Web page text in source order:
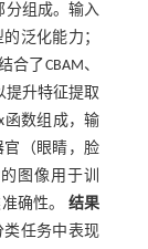
分组成。输入
泛化能力；
了CBAM、
提升特征提取
函数组成，输
（眼睛，脸
图像用于训
准确性。结果
任务中表现